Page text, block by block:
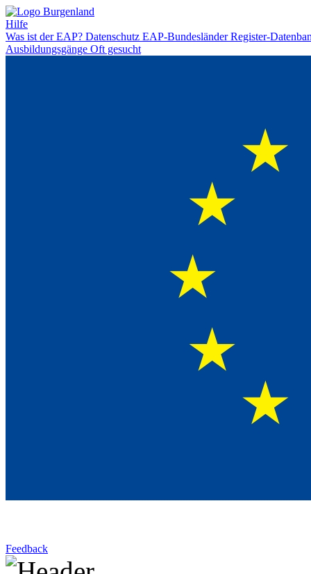
Hilfe
Was ist der EAP? Datenschutz EAP-BundesländerRegister-
Ausbildungsgänge Oft gesucht
Feedback